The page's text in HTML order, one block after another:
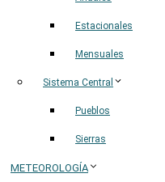
Estacionales
Mensuales
Sistema Central
Pueblos
Sierras
METEOROLOGÍA